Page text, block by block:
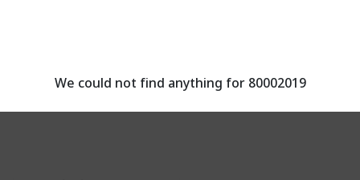
assignment ลงทะเบียน
We could not find anything for 80002019